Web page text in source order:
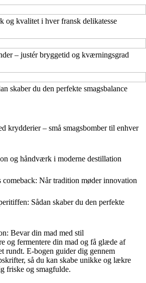
og kvalitet i hver fransk delikatesse
– justér bryggetid og kværningsgrad
skaber du den perfekte smagsbalance
krydderier – små smagsbomber til enhver
og håndværk i moderne destillation
Når tradition møder innovation
Sådan skaber du den perfekte
Bevar din mad med stil
og fermentere din mad og få glæde af
rundt. E-bogen guider dig gennem
så du kan skabe unikke og lækre
friske og smagfulde.